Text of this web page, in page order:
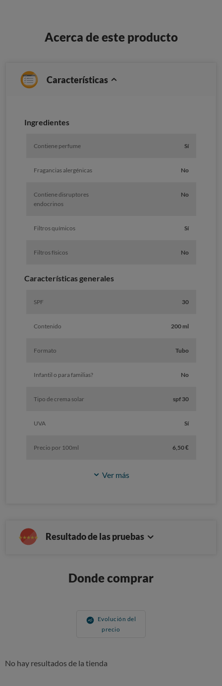
Acerca de este producto
Características
Ingredientes
Contiene perfume Sí
Fragancias alergénicas No
Contiene disruptores
endocrinos
No
Filtros químicos Sí
Filtros físicos No
Características generales
SPF 30
Contenido 200 ml
Formato Tubo
Infantil o para familias? No
Tipo de crema solar spf 30
UVA Sí
Precio por 100ml 6,50 €
Ver más
Resultado de las pruebas
Donde comprar
Evolución del
precio
No hay resultados de la tienda